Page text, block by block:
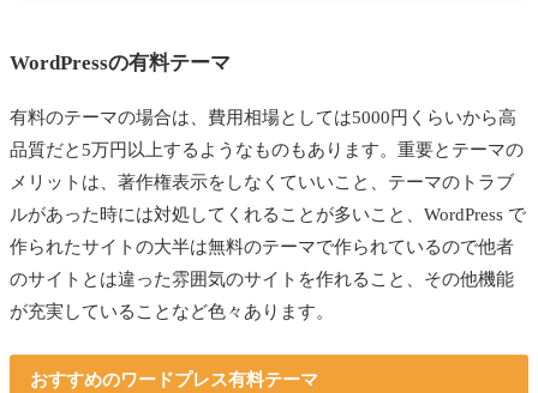
WordPressの有料テーマ
有料のテーマの場合は、費用相場としては5000円くらいから高
品質だと5万円以上するようなものもあります。重要とテーマの
メリットは、著作権表示をしなくていいこと、テーマのトラブ
ルがあった時には対処してくれることが多いこと、WordPress で
作られたサイトの大半は無料のテーマで作られているので他者
のサイトとは違った雰囲気のサイトを作れること、その他機能
が充実していることなど色々あります。
おすすめのワードプレス有料テーマ